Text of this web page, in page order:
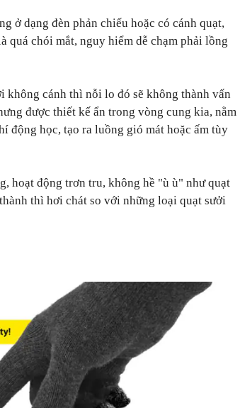
ở dạng đèn phản chiếu hoặc có cánh quạt,
quá chói mắt, nguy hiểm dễ chạm phải lồng
không cánh thì nỗi lo đó sẽ không thành vấn
được thiết kế ẩn trong vòng cung kia, nằm
động học, tạo ra luồng gió mát hoặc ấm tùy
hoạt động trơn tru, không hề "ù ù" như quạt
thì hơi chát so với những loại quạt sưởi